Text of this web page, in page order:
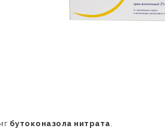
бутоконазола нитрата.